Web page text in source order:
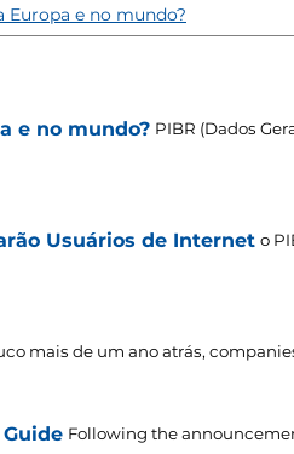
Europa e no mundo?
e no mundo? PIBR (Dados
Usuários de Internet o
mais de um ano atrás,
Following the